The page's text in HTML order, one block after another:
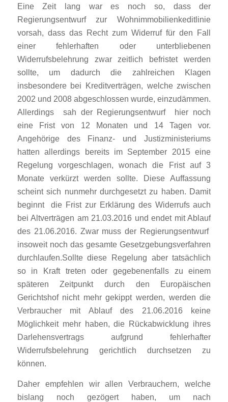
Eine Zeit lang war es noch so, dass der
Regierungsentwurf zur Wohnimmobilienkeditlinie
vorsah, dass das Recht zum Widerruf für den Fall
einer fehlerhaften oder unterbliebenen
Widerrufsbelehrung zwar zeitlich befristet werden
sollte, um dadurch die zahlreichen Klagen
insbesondere bei Kreditverträgen, welche zwischen
2002 und 2008 abgeschlossen wurde, einzudämmen.
Allerdings sah der Regierungsentwurf hier noch
eine Frist von 12 Monaten und 14 Tagen vor.
Angehörige des Finanz- und Justizministeriums
hatten allerdings bereits im September 2015 eine
Regelung vorgeschlagen, wonach die Frist auf 3
Monate verkürzt werden sollte. Diese Auffassung
scheint sich nunmehr durchgesetzt zu haben. Damit
beginnt die Frist zur Erklärung des Widerrufs auch
bei Altverträgen am 21.03.2016 und endet mit Ablauf
des 21.06.2016. Zwar muss der Regierungsentwurf
insoweit noch das gesamte Gesetzgebungsverfahren
durchlaufen.Sollte diese Regelung aber tatsächlich
so in Kraft treten oder gegebenenfalls zu einem
späteren Zeitpunkt durch den Europäischen
Gerichtshof nicht mehr gekippt werden, werden die
Verbraucher mit Ablauf des 21.06.2016 keine
Möglichkeit mehr haben, die Rückabwicklung ihres
Darlehensvertrags aufgrund fehlerhafter
Widerrufsbelehrung gerichtlich durchsetzen zu
können.
Daher empfehlen wir allen Verbrauchern, welche
bislang noch gezögert haben, um nach